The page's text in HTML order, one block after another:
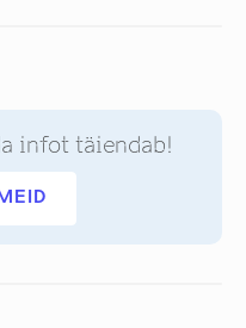
infot täiendab!